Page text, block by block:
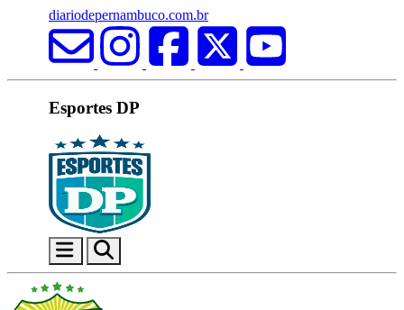
diariodepernambuco.com.br
Esportes DP